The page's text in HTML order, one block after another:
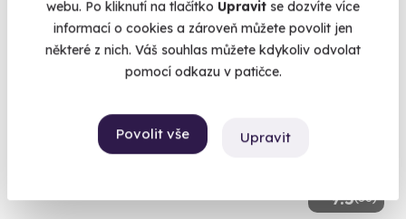
webu. Po kliknutí na tlačítko Upravit se dozvíte více
informací o cookies a zároveň můžete povolit jen
některé z nich. Váš souhlas můžete kdykoliv odvolat
pomocí odkazu v patičce.
Povolit vše Upravit
9.5(56)
Volný termín už 10. 08. 2026